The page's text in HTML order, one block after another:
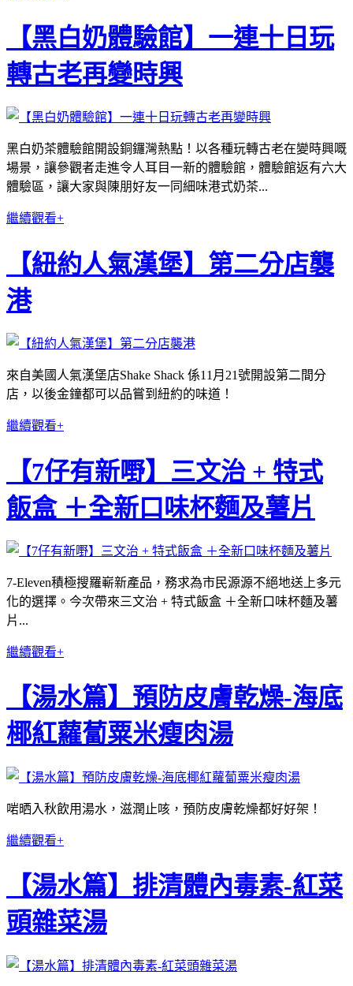
【黑白奶體驗館】一連十日玩
轉古老再變時興
黑白奶茶體驗館開設銅鑼灣熱點！以各種玩轉古老在變時興嘅
場景，讓參觀者走進令人耳目一新的體驗館，體驗館返有六大
體驗區，讓大家與陳朋好友一同細味港式奶茶...
繼續觀看+
【紐約人氣漢堡】第二分店襲
港
來自美國人氣漢堡店Shake Shack 係11月21號開設第二間分
店，以後金鐘都可以品嘗到紐約的味道！
繼續觀看+
【7仔有新嘢】三文治 + 特式
飯盒 ＋全新口味杯麵及薯片
7-Eleven積極搜羅嶄新產品，務求為市民源源不絕地送上多元
化的選擇。今次帶來三文治 + 特式飯盒 ＋全新口味杯麵及薯
片...
繼續觀看+
【湯水篇】預防皮膚乾燥-海底
椰紅蘿蔔粟米瘦肉湯
啱晒入秋飲用湯水，滋潤止咳，預防皮膚乾燥都好好架！
繼續觀看+
【湯水篇】排清體內毒素-紅菜
頭雜菜湯